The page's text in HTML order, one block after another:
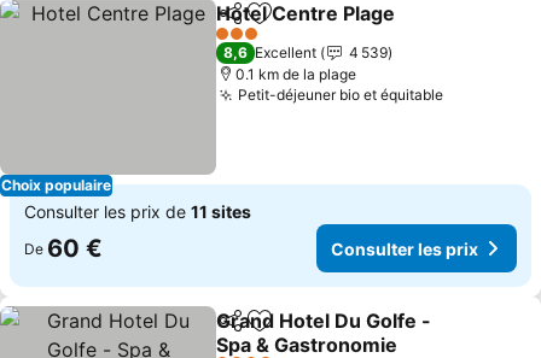
Choix populaire
PartagerAjouter à mes favoris
Hotel Centre Plage
3 Étoiles
8,6 Excellent
4 539
0.1 km de la plage
Petit-déjeuner bio et équitable
Consulter les prix de 11 sites
De 60 € Consulter les prix
PartagerAjouter à mes favoris
Grand Hotel Du Golfe -
Spa & Gastronomie